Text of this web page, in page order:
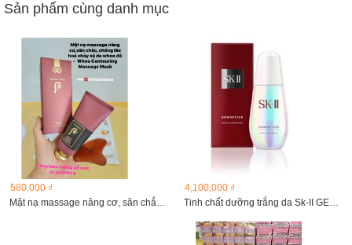
Sản phẩm cùng danh mục
580,000 ₫
Mặt nạ massage nâng cơ, săn chắc, chống lão hoá chảy xệ...
4,100,000 ₫
Tinh chất dưỡng trắng da Sk-II GENOPTICS aura essence 50ml